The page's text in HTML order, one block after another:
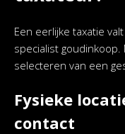
Een eerlijke taxatie
specialist
selecteren van een
Fysieke
contact